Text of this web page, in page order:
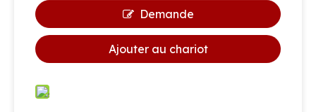
Demande
Ajouter au chariot